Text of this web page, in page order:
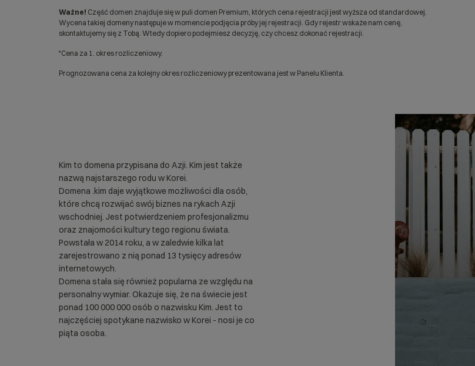
Ważne! Część domen znajduje się w puli domen Premium, których cena rejestracji jest wyższa od standardowej.
Wycena takiej domeny następuje w momencie podjęcia próby jej rejestracji. Gdy rejestr wskaże nam cenę,
skontaktujemy się z Tobą. Wtedy dopiero podejmiesz decyzję, czy chcesz dokonać rejestracji.
*Cena za 1. okres rozliczeniowy.
Prognozowana cena za kolejny okres rozliczeniowy prezentowana jest w Panelu Klienta.
Kim to domena przypisana do Azji. Kim jest także
nazwą najstarszego rodu w Korei.
Domena .kim daje wyjątkowe możliwości dla osób,
które chcą rozwijać swój biznes na rykach Azji
wschodniej. Jest potwierdzeniem profesjonalizmu
oraz znajomości kultury tego regionu świata.
Powstała w 2014 roku, a w zaledwie kilka lat
zarejestrowano z nią ponad 13 tysięcy adresów
internetowych.
Domena stała się również popularna ze względu na
personalny wymiar. Okazuje się, że na świecie jest
ponad 100 000 000 osób o nazwisku Kim. Jest to
najczęściej spotykane nazwisko w Korei - nosi je co
piąta osoba.